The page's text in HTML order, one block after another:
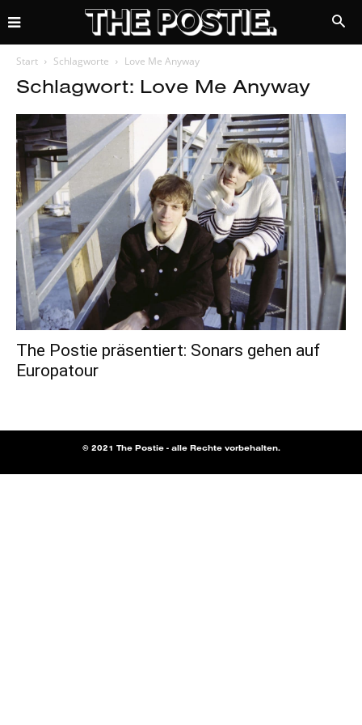
Start Schlagworte Love Me Anyway
Schlagwort: Love Me Anyway
The Postie präsentiert: Sonars gehen auf
Europatour
© 2021 The Postie - alle Rechte vorbehalten.